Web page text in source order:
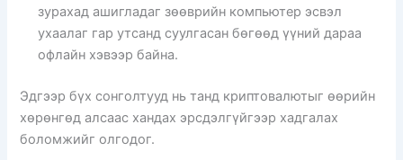
зурахад ашигладаг зөөврийн компьютер эсвэл
ухаалаг гар утсанд суулгасан бөгөөд үүний дараа
офлайн хэвээр байна.
Эдгээр бүх сонголтууд нь танд криптовалютыг өөрийн
хөрөнгөд алсаас хандах эрсдэлгүйгээр хадгалах
боломжийг олгодог.